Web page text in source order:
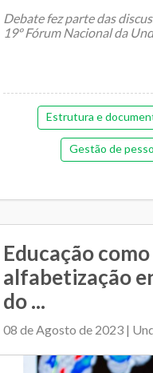
Debate fez parte das
19º Fórum Nacional da
Estrutura e
Gestão de
Regime de colaboração
Educação
alfabetização
do ...
08 de Agosto de 2023 |